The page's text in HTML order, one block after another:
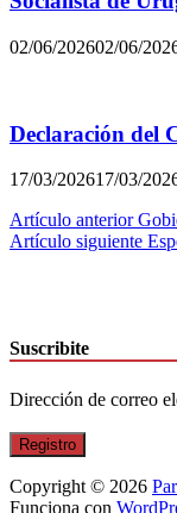
02/06/202602/06/
Declaración del
17/03/202617/03/
Navegación
de
Artículo anterior
Artículo siguiente
Suscribite
Dirección de correo
Copyright © 2026
Funciona con